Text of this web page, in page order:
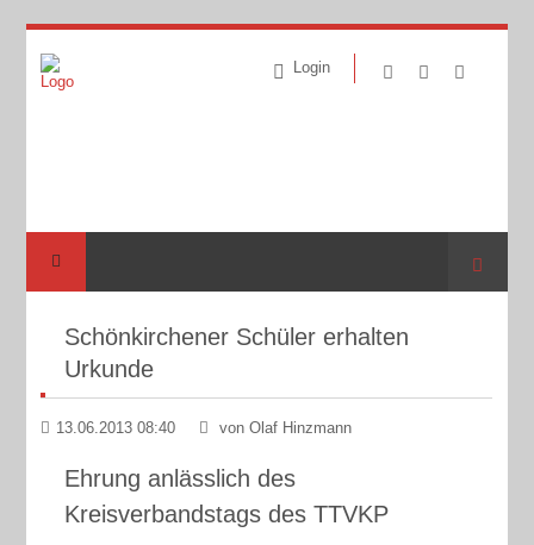
Login
Suche
Schönkirchener Schüler erhalten
Urkunde
13.06.2013 08:40 von Olaf Hinzmann
Ehrung anlässlich des
Kreisverbandstags des TTVKP